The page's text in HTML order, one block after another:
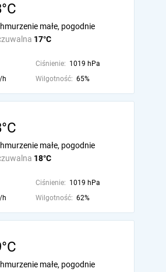
17°C
małe, pogodnie
Ciśnienie: 1019 hPa
h Wilgotność: 65%
18°C
małe, pogodnie
Ciśnienie: 1019 hPa
h Wilgotność: 62%
małe, pogodnie